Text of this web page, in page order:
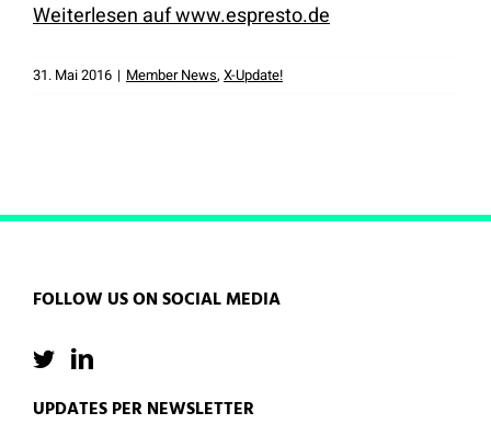
Weiterlesen auf www.espresto.de
31. Mai 2016 | Member News, X-Update!
FOLLOW US ON SOCIAL MEDIA
UPDATES PER NEWSLETTER